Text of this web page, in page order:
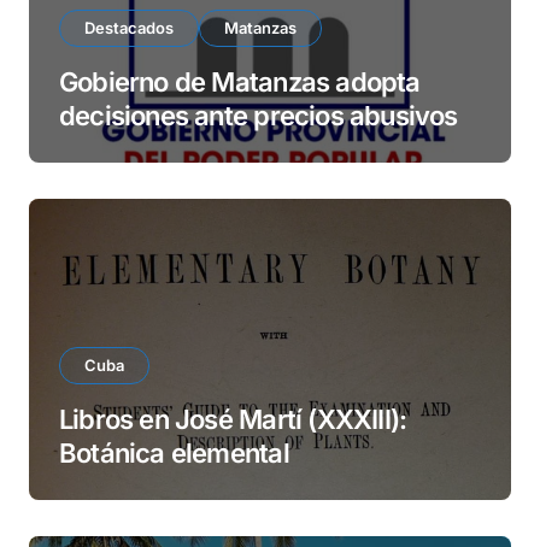
Destacados Matanzas
Gobierno de Matanzas adopta
decisiones ante precios abusivos
Cuba
Libros en José Martí (XXXIII):
Botánica elemental